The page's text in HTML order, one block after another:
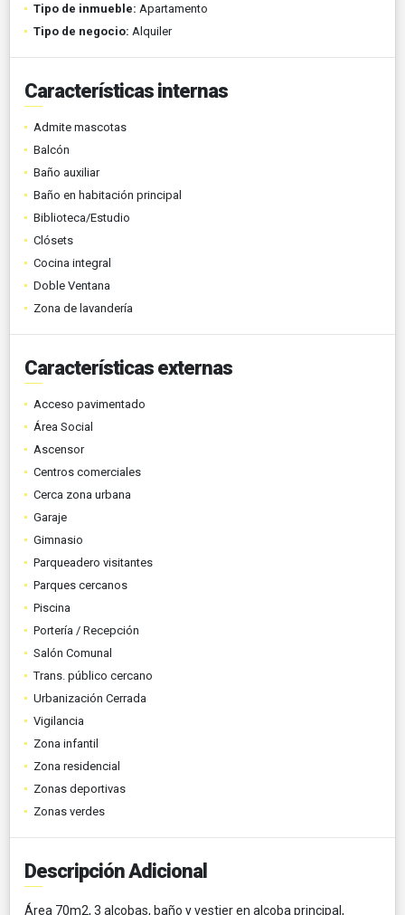
Tipo de inmueble: Apartamento
Tipo de negocio: Alquiler
Características internas
Admite mascotas
Balcón
Baño auxiliar
Baño en habitación principal
Biblioteca/Estudio
Clósets
Cocina integral
Doble Ventana
Zona de lavandería
Características externas
Acceso pavimentado
Área Social
Ascensor
Centros comerciales
Cerca zona urbana
Garaje
Gimnasio
Parqueadero visitantes
Parques cercanos
Piscina
Portería / Recepción
Salón Comunal
Trans. público cercano
Urbanización Cerrada
Vigilancia
Zona infantil
Zona residencial
Zonas deportivas
Zonas verdes
Descripción Adicional
Área 70m2, 3 alcobas, baño y vestier en alcoba principal,